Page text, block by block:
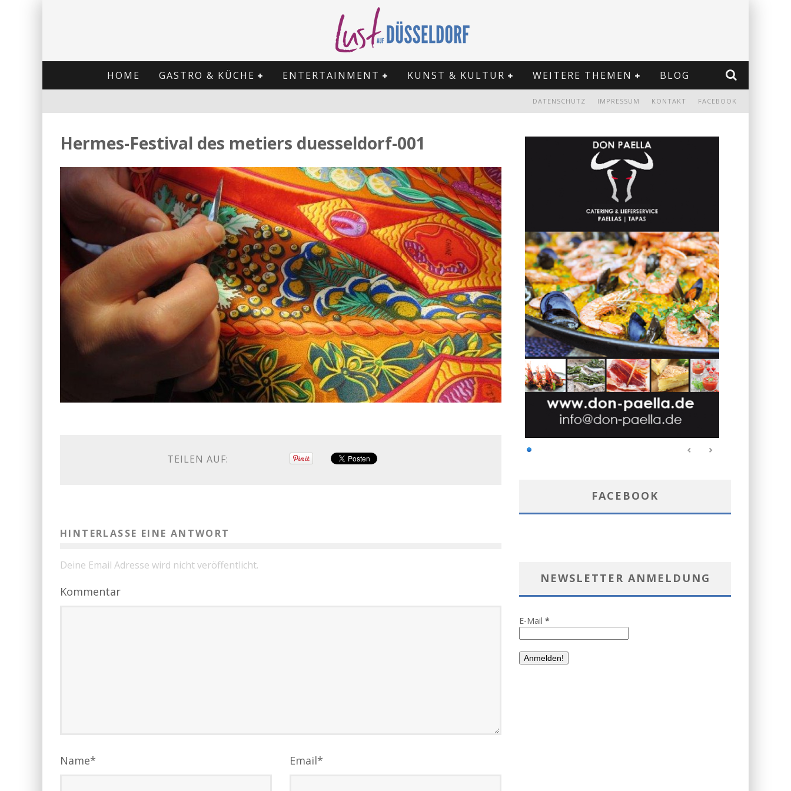
HOME GASTRO & KÜCHE ENTERTAINMENT KUNST & KULTUR WEITERE THEMEN BLOG
FACEBOOK
KONTAKT
IMPRESSUM
DATENSCHUTZ
Hermes-Festival des metiers duesseldorf-001
TEILEN AUF:
HINTERLASSE EINE ANTWORT
Deine Email Adresse wird nicht veröffentlicht.
Kommentar
Name* Email*
FACEBOOK
NEWSLETTER ANMELDUNG
E-Mail *